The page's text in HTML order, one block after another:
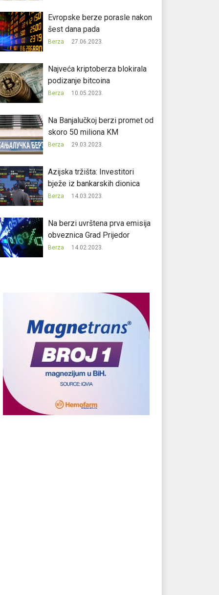
Evropske berze porasle nakon
šest dana pada
Berza 27.06.2023.
Najveća kriptoberza blokirala
podizanje bitcoina
Berza 10.05.2023.
Na Banjalučkoj berzi promet od
skoro 50 miliona KM
Berza 29.03.2023.
Azijska tržišta: Investitori
bježe iz bankarskih dionica
Berza 14.03.2023.
Na berzi uvrštena prva emisija
obveznica Grad Prijedor
Berza 14.02.2023.